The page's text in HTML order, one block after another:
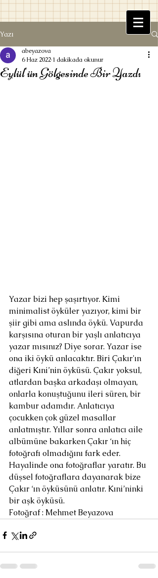
Beyaz Kitaplık
Yazı
Eylül'ün Gölgesinde Bir Yazdı
abeyazova
6 Haz 2022 1 dakikada okunur
Yazar bizi hep şaşırtıyor. Kimi
minimalist öyküler yazıyor, kimi bir
şiir gibi ama aslında öykü. Vapurda
karşısına oturan bir yaşlı anlatıcıya
yazar mısınız? Diye sorar. Yazar ise
ona iki öykü anlacaktır. Biri Çakır'ın
diğeri Kıni’nin öyküsü. Çakır yoksul,
atlardan başka arkadaşı olmayan,
onlarla konuştuğunu ileri süren, bir
kambur adamdır. Anlatıcıya
çocukken çok güzel masallar
anlatmıştır. Yıllar sonra anlatıcı aile
albümüne bakarken Çakır ‘ın hiç
fotoğrafı olmadığını fark eder.
Hayalinde ona fotoğraflar yaratır. Bu
düşsel fotoğraflara dayanarak bize
Çakır ‘ın öyküsünü anlatır. Kıni’ninki
bir aşk öyküsü.
Fotoğraf : Mehmet Beyazova